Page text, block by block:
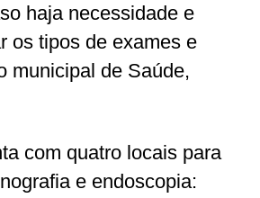
haja necessidade e
os tipos de exames e
municipal de Saúde,
com quatro locais para
e endoscopia: